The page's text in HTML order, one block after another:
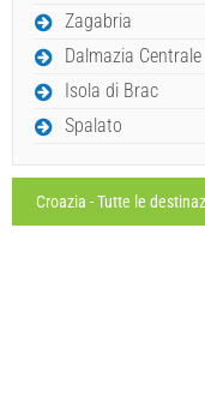
Zagabria
Dalmazia Centrale
Isola di Brac
Spalato
Croazia - Tutte le